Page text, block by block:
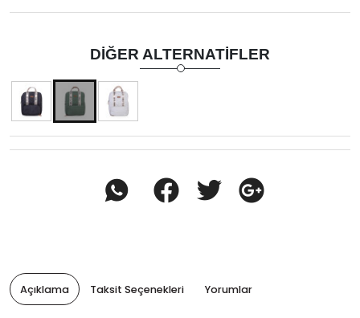
DIĞER ALTERNATIFLER
Açıklama Taksit Seçenekleri Yorumlar